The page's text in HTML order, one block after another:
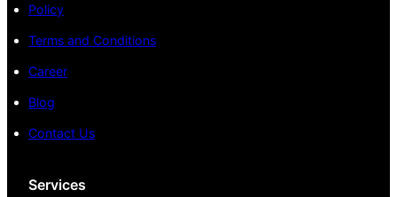
Policy
Terms and Conditions
Career
Blog
Contact Us
Services